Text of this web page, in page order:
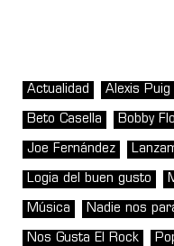
Actualidad Alexis Puig
Beto Casella Bobby
Joe Fernández
Logia del buen gusto
Música Nadie nos
Nos Gusta El Rock